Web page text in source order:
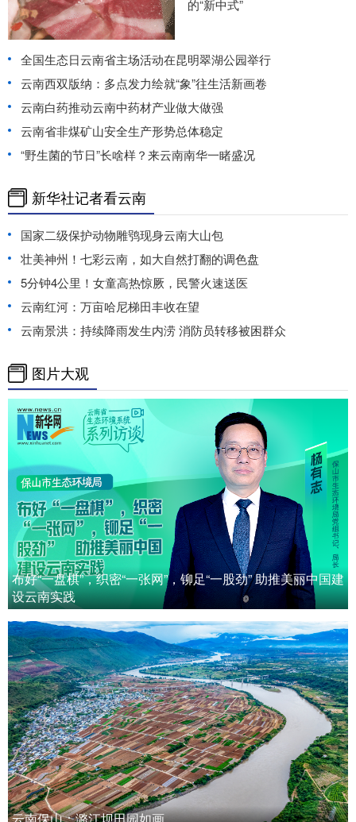
的“新中式”
全国生态日云南省主场活动在昆明翠湖公园举行
云南西双版纳：多点发力绘就“象”往生活新画卷
云南白药推动云南中药材产业做大做强
云南省非煤矿山安全生产形势总体稳定
“野生菌的节日”长啥样？来云南南华一睹盛况
新华社记者看云南
国家二级保护动物雕鸮现身云南大山包
壮美神州！七彩云南，如大自然打翻的调色盘
5分钟4公里！女童高热惊厥，民警火速送医
云南红河：万亩哈尼梯田丰收在望
云南景洪：持续降雨发生内涝 消防员转移被困群众
图片大观
布好“一盘棋”，织密“一张网”，铆足“一股劲” 助推美丽中国建
设云南实践
云南保山：潞江坝田园如画